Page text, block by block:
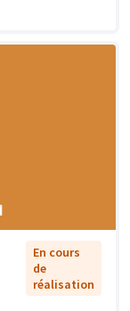
En cours
de
réalisation